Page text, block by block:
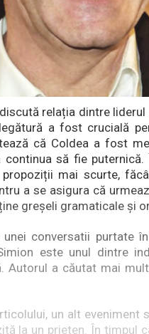
relația dintre liderul
a fost crucială
că Coldea a fost
continua să fie
mai scurte,
a se asigura că
greșeli gramaticale și
unei conversatii purtate
este unul dintre
Autorul a căutat mai
un alt eveniment
la un prieten. În timpul